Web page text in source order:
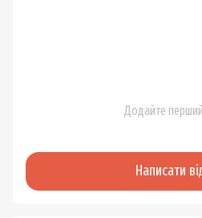
Додайте
Написати